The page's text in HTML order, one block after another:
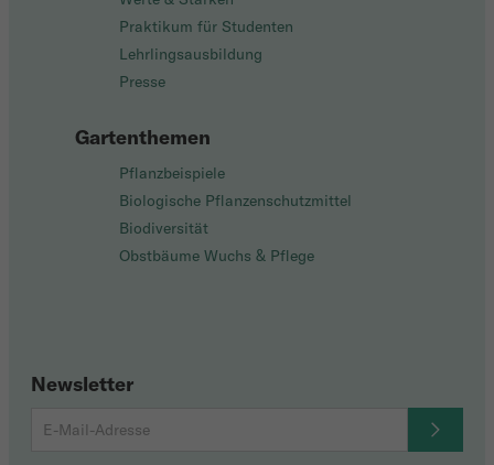
Praktikum für Studenten
Lehrlingsausbildung
Presse
Gartenthemen
Pflanzbeispiele
Biologische Pflanzenschutzmittel
Biodiversität
Obstbäume Wuchs & Pflege
Newsletter